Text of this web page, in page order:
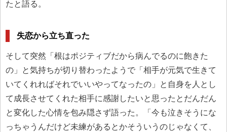
たと語る。
失恋から立ち直った
そして突然「根はポジティブだから病んでるのに飽きた
の」と気持ちが切り替わったようで「相手が元気で生きて
いてくれればそれでいいやってなったの」と自身を人とし
て成長させてくれた相手に感謝したいと思ったとだんだん
と変化した心情を包み隠さず語った。「今も泣きそうにな
っちゃうんだけど未練があるとかそういうのじゃなくて、